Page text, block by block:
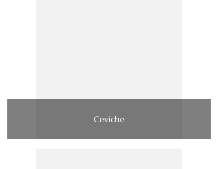
Ceviche